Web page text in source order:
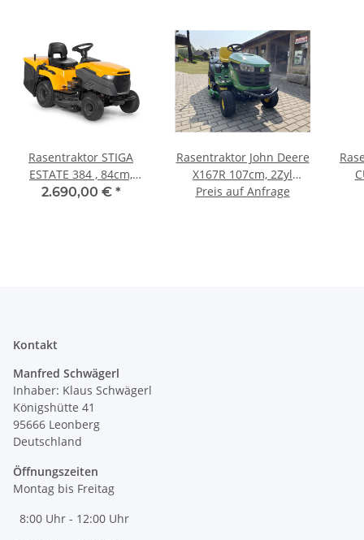
Rasentraktor STIGA
ESTATE 384 , 84cm,
432cm³, 240l Fangbox,
2.690,00 € *
Rasentraktor John Deere
X167R 107cm, 2Zyl
Briggs u Stratton, 300
Preis auf Anfrage
Kontakt
Manfred Schwägerl
Inhaber: Klaus Schwägerl
Königshütte 41
95666 Leonberg
Deutschland
Öffnungszeiten
Montag bis Freitag
8:00 Uhr - 12:00 Uhr